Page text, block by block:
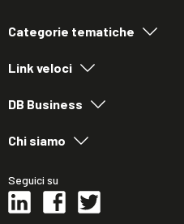
Categorie tematiche
Link veloci
DB Business
Chi siamo
Seguici su